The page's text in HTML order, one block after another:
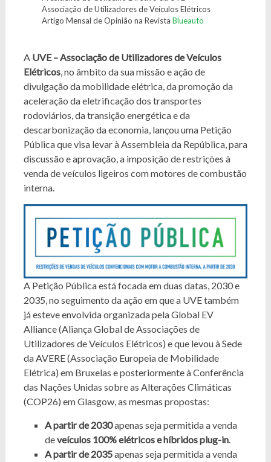
Associação de Utilizadores de Veículos Elétricos
Artigo Mensal de Opinião na Revista Blueauto
A UVE – Associação de Utilizadores de Veículos
Elétricos, no âmbito da sua missão e ação de
divulgação da mobilidade elétrica, da promoção da
aceleração da eletrificação dos transportes
rodoviários, da transição energética e da
descarbonização da economia, lançou uma Petição
Pública que visa levar à Assembleia da República, para
discussão e aprovação, a imposição de restrições à
venda de veículos ligeiros com motores de combustão
interna.
A Petição Pública está focada em duas datas, 2030 e
2035, no seguimento da ação em que a UVE também
já esteve envolvida organizada pela Global EV
Alliance (Aliança Global de Associações de
Utilizadores de Veículos Elétricos) e que levou à Sede
da AVERE (Associação Europeia de Mobilidade
Elétrica) em Bruxelas e posteriormente à Conferência
das Nações Unidas sobre as Alterações Climáticas
(COP26) em Glasgow, as mesmas propostas:
A partir de 2030apenas seja permitida a venda
deveículos 100% elétricos e híbridos plug-in.
A partir de 2035apenas seja permitida a venda